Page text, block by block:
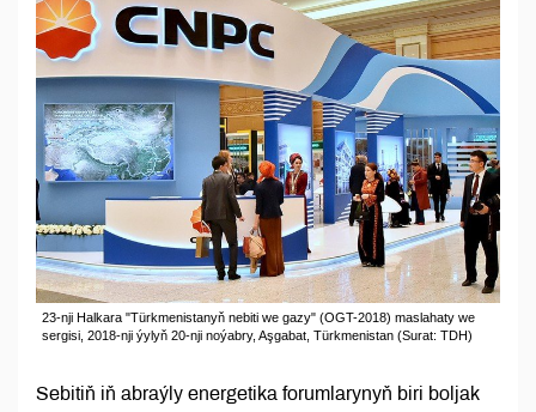
23-nji Halkara "Türkmenistanyň nebiti we gazy" (OGT-2018) maslahaty we
sergisi, 2018-nji ýylyň 20-nji noýabry, Aşgabat, Türkmenistan (Surat: TDH)
Sebitiň iň abraýly energetika forumlarynyň biri boljak